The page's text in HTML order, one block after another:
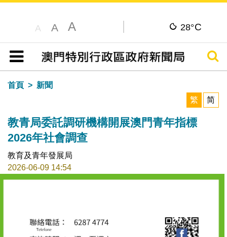
A A A 28°C
目錄
搜尋
首頁
新聞
繁
简
教青局委託調研機構開展澳門青年指標
2026年社會調查
教育及青年發展局
2026-06-09 14:54